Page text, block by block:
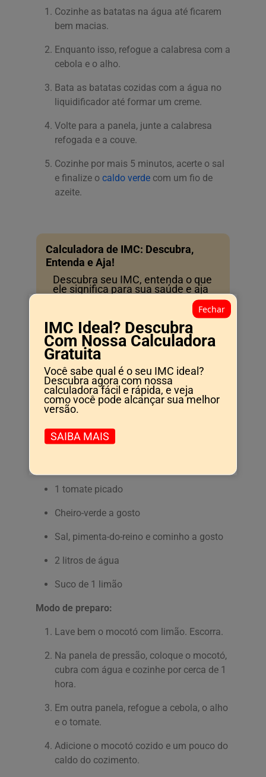
Cozinhe as batatas na água até ficarem
bem macias.
Enquanto isso, refogue a calabresa com a
cebola e o alho.
Bata as batatas cozidas com a água no
liquidificador até formar um creme.
Volte para a panela, junte a calabresa
refogada e a couve.
Cozinhe por mais 5 minutos, acerte o sal
e finalize o caldo verde com um fio de
azeite.
Calculadora de IMC: Descubra,
Entenda e Aja!
Descubra seu IMC, entenda o que
ele significa para sua saúde e aja
para melhorar sua qualidade de
SAIBA MAIS
3. Caldo de Mocotó
Ingredientes:
1 cebola
1 tomate picado
Cheiro-verde a gosto
Sal, pimenta-do-reino e cominho a gosto
2 litros de água
Suco de 1 limão
Modo de preparo:
Lave bem o mocotó com limão. Escorra.
Na panela de pressão, coloque o mocotó,
cubra com água e cozinhe por cerca de 1
hora.
Em outra panela, refogue a cebola, o alho
e o tomate.
Adicione o mocotó cozido e um pouco do
caldo do cozimento.
IMC Ideal? Descubra
Com Nossa Calculadora
Gratuita
Você sabe qual é o seu IMC ideal?
Descubra agora com nossa
calculadora fácil e rápida, e veja
como você pode alcançar sua melhor
versão.
SAIBA MAIS
Fechar